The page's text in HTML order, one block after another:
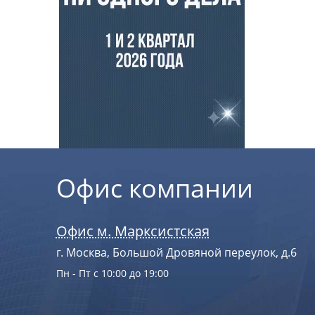
Офис компании
Офис м. Марксистская
г. Москва, Большой Дровяной переулок, д.6
Пн - Пт с 10:00 до 19:00